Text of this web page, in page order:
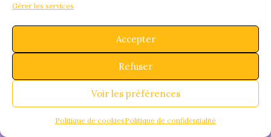
Gérer les services
Accepter
Refuser
Voir les préférences
Politique de cookiesPolitique de confidentialité